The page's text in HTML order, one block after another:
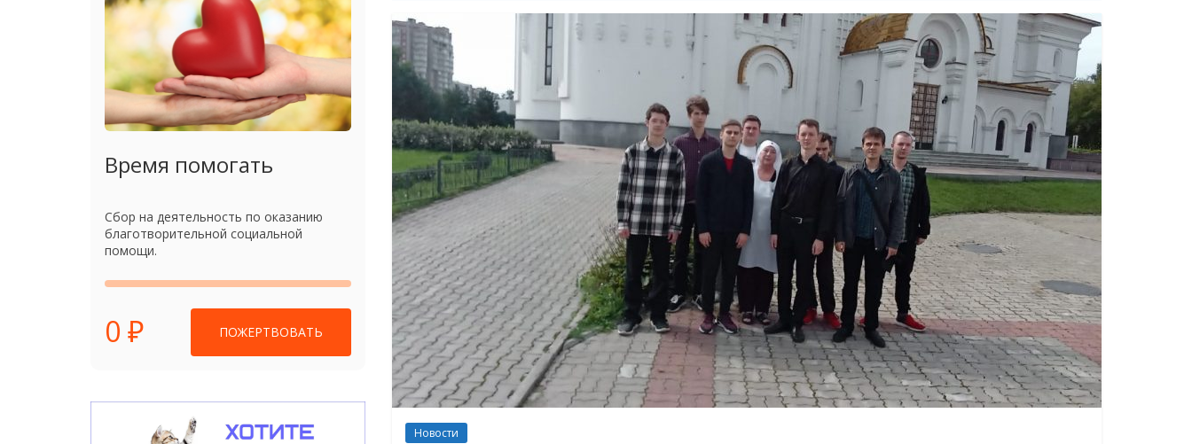
Новости
Время помогать
Сбор на деятельность по оказанию
благотворительной социальной
помощи.
0 ₽ ПОЖЕРТВОВАТЬ